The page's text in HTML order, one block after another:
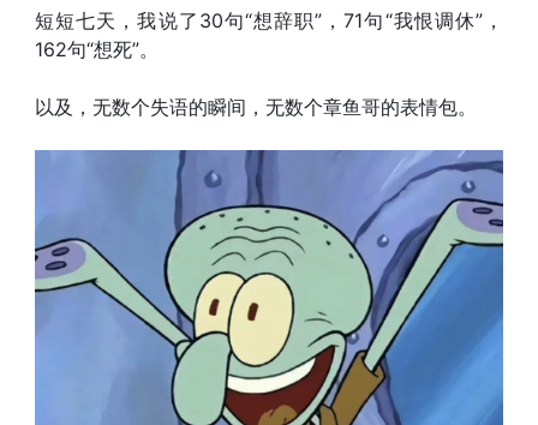
短短七天，我说了30句“想辞职”，71句“我恨调休”，
162句“想死”。
以及，无数个失语的瞬间，无数个章鱼哥的表情包。